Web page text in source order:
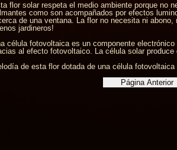
flor solar respeta el medio ambiente porque no
como son acompañados por efectos
de una ventana. La flor no necesita ni
jardineros!
célula fotovoltaica es un componente
al efecto fotovoltaico. La célula solar produce
de esta flor dotada de una célula